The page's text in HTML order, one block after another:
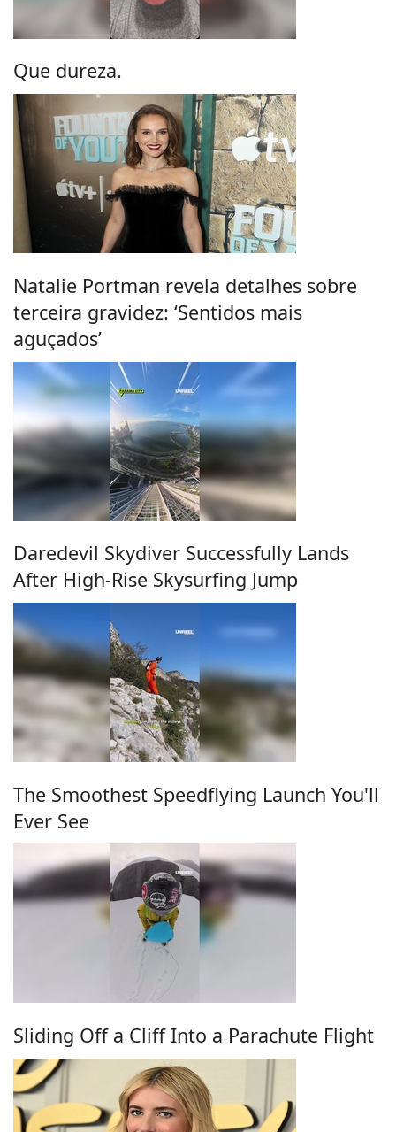
Que dureza.
Natalie Portman revela detalhes sobre
terceira gravidez: ‘Sentidos mais
aguçados’
Daredevil Skydiver Successfully Lands
After High-Rise Skysurfing Jump
The Smoothest Speedflying Launch You'll
Ever See
Sliding Off a Cliff Into a Parachute Flight